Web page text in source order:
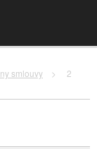
smlouvy >
2